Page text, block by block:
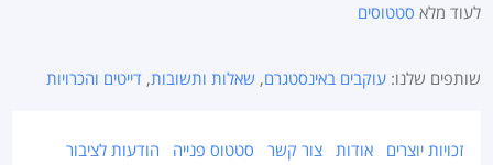
לעוד מלא סטטוסים
שותפים שלנו:עוקבים באינסטגרם, שאלות ותשובות, דייטים והכרויות
זכויות יוצרים אודות צור קשר סטטוס פנייה
הודעות לציבור